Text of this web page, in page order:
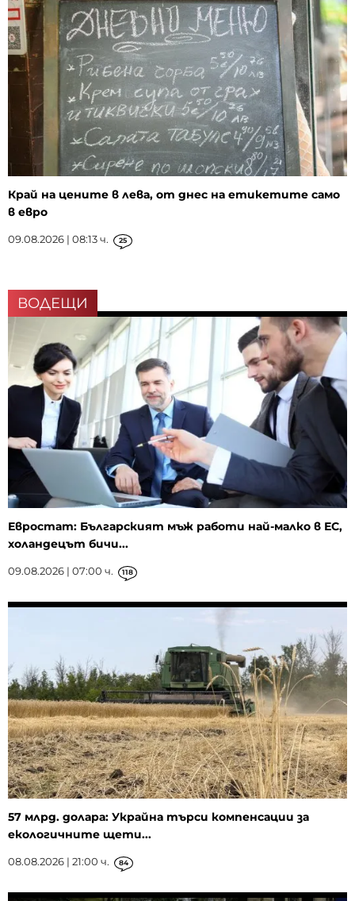
Край на цените в лева, от днес на етикетите само
в евро
09.08.2026 | 08:13 ч. 25
ВОДЕЩИ
Евростат: Българският мъж работи най-малко в ЕС,
холандецът бичи...
09.08.2026 | 07:00 ч. 118
57 млрд. долара: Украйна търси компенсации за
екологичните щети...
08.08.2026 | 21:00 ч. 84